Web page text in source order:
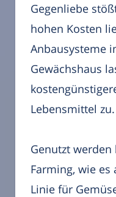
Gegenliebe
hohen Kosten
Anbausysteme
Gewächshaus
Lebensmittel zu.
Genutzt werden
Farming, wie
Linie für